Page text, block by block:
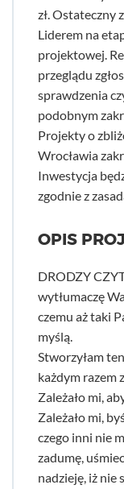
zł. Ostateczny
Liderem na
projektowej.
przeglądu
sprawdzenia
podobnym
Projekty o
Wrocławia
Inwestycja
zgodnie z
OPIS
DRODZY
wytłumaczę
czemu aż taki
myślą.
Stworzyłam
każdym razem
Zależało mi,
Zależało mi,
czego inni nie
zadumę,
nadzieję, iż nie